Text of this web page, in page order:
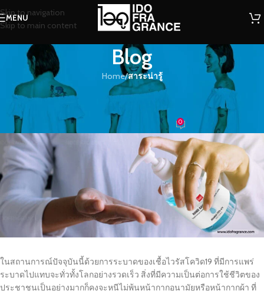
Skip to navigation
Skip to main content
MENU
Blog
Home/สาระน่ารู้
สาระน่ารู้
ใช้เจลแอลกอฮอล์อย่างไรให้ถูกวิธี
น้ำหอมOn 22/06/2020 0
ในสถานการณ์ปัจจุบันนี้ด้วยการระบาดของเชื้อไวรัสโควิด19 ที่มีการแพร่
ระบาดไปแทบจะทั่วทั้งโลกอย่างรวดเร็ว สิ่งที่มีความเป็นต่อการใช้ชีวิตของ
ประชาชนเป็นอย่างมากก็คงจะหนีไม่พ้นหน้ากากอนามัยหรือหน้ากากผ้า ที่